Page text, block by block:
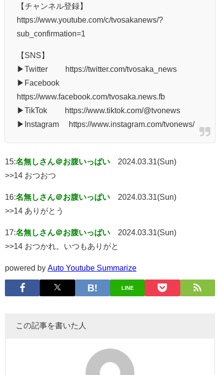
【チャンネル登録】
https://www.youtube.com/c/tvosakanews/?
sub_confirmation=1
【SNS】
▶Twitter https://twitter.com/tvosaka_news
▶Facebook
https://www.facebook.com/tvosaka.news.fb
▶TikTok https://www.tiktok.com/@tvonews
▶Instagram https://www.instagram.com/tvonews/
15:名無しさん＠お腹いっぱい
2024.03.31(Sun)
>>14 おつおつ
16:名無しさん＠お腹いっぱい
2024.03.31(Sun)
>>14 ありがとう
17:名無しさん＠お腹いっぱい
2024.03.31(Sun)
>>14 おつかれ。いつもありがと
powered by Auto Youtube Summarize
LINE
この記事を書いた人